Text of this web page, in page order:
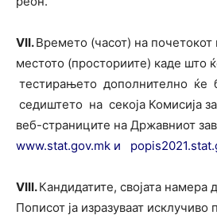
VII.Времето (часот) на
местото (просториите) каде што
тестирањето дополнително ќе
седиштето на секоја Комисија
веб-страниците на Државниот
www.stat.gov.mk и
VIII.Кандидатите, својата намера
Пописот ја изразуваат